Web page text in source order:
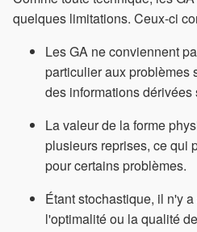
quelques limitations. Ceux-ci
Les GA ne conviennent
particulier aux problèmes
des informations
La valeur de la forme
plusieurs reprises, ce qui
pour certains problèmes.
Étant stochastique, il n'y
l'optimalité ou la qualité